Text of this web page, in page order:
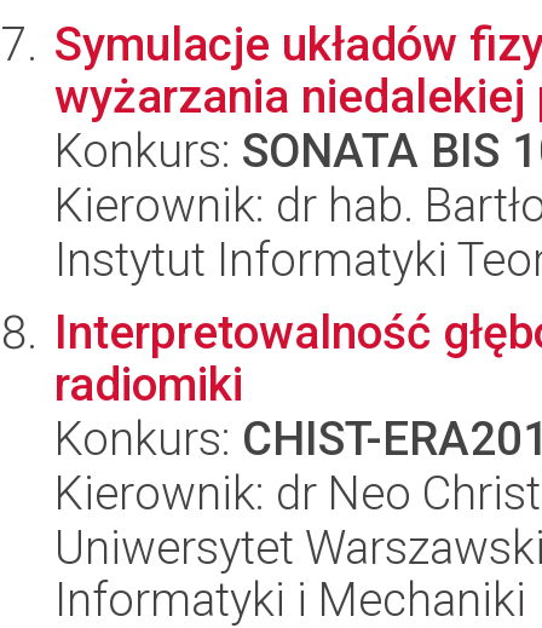
Symulacje układów
wyżarzania niedalekiej
Konkurs: SONATA BIS
Kierownik: dr hab.
Instytut Informatyki
Interpretowalność
radiomiki
Konkurs: CHIST-
Kierownik: dr Neo
Uniwersytet
Informatyki i Mechaniki